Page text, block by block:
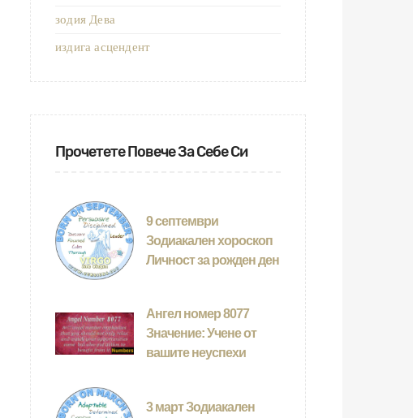
зодия Дева
издига асцендент
Прочетете Повече За Себе Си
9 септември
Зодиакален хороскоп
Личност за рожден ден
Ангел номер 8077
Значение: Учене от
вашите неуспехи
3 март Зодиакален